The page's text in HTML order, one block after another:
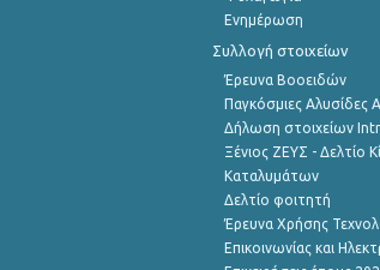
Ενημέρωση
Συλλογή στοιχείων
Έρευνα Βοοειδών
Παγκόσμιες Αλυσίδες
Δήλωση στοιχείων
Ξένιος ΖΕΥΣ - Δελτίο
Καταλυμάτων
Δελτίο φοιτητή
Έρευνα Χρήσης
Επικοινωνίας και